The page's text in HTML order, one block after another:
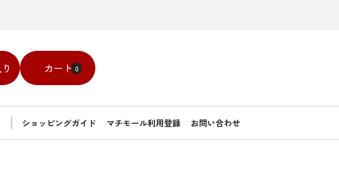
カート 0
ショッピングガイド マチモール利用登録 お問い合わせ